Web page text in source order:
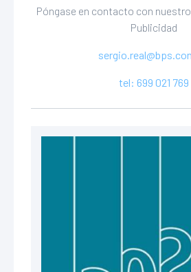
Póngase en contacto con
Publicidad
tel: 699 021 769